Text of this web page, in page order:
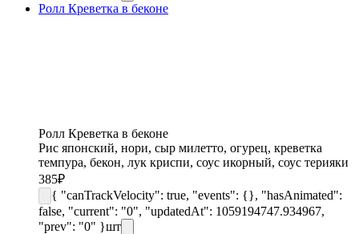
Ролл Креветка в беконе
Ролл Креветка в беконе
Рис японский, нори, сыр милетто, огурец, креветка
темпура, бекон, лук криспи, соус икорный, соус терияки
385₽
{ "canTrackVelocity": true, "events": {}, "hasAnimated":
false, "current": "0", "updatedAt": 1059194747.934967,
"prev": "0" }шт